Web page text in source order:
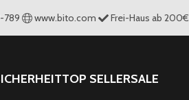
789 www.bito.com Frei-Haus ab 200€
TOP SELLERSALE